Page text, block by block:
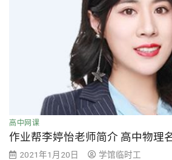
高中网课
作业帮李婷怡老师简介 高中物理
2021年1月20日 学馆临时工